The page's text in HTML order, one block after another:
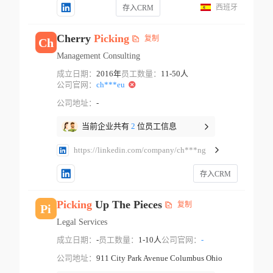
存入CRM 西班牙
Ch Cherry Picking 复制
Management Consulting
成立日期： 2016年员工数量： 11-50人
公司官网： ch***eu
公司地址： -
当前企业共有 2 位员工信息
https://linkedin.com/company/ch***ng
存入CRM
Pi PickingUp The Pieces 复制
Legal Services
成立日期： -员工数量： 1-10人公司官网： -
公司地址： 911 City Park Avenue Columbus Ohio